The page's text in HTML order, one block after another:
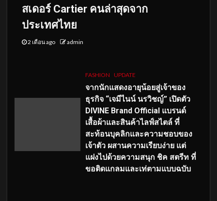
สเดอร์ Cartier คนล่าสุดจาก
ประเทศไทย
2 เดือน ago admin
FASHION UPDATE
จากนักแสดงอายุน้อยสู่เจ้าของ
ธุรกิจ “เจมีไนน์ นรวิชญ์” เปิดตัว
DIVINE Brand Official แบรนด์
เสื้อผ้าและสินค้าไลฟ์สไตล์ ที่
สะท้อนบุคลิกและความชอบของ
เจ้าตัว ผสานความเรียบง่าย แต่
แฝงไปด้วยความสนุก ชิค สตรีท ที่
ขอติดแกลมและเท่ตามแบบฉบับ